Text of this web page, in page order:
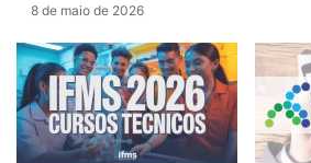
8 de maio de 2026